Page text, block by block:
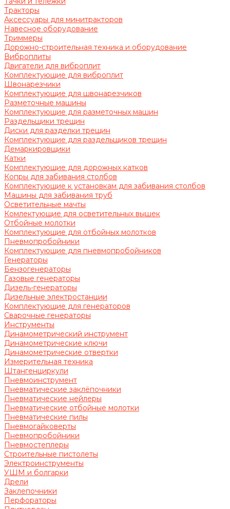
Тракторы
Аксессуары для минитракторов
Навесное оборудование
Триммеры
Дорожно-строительная техника и оборудование
Виброплиты
Двигатели для виброплит
Комплектующие для виброплит
Швонарезчики
Комплектующие для швонарезчиков
Разметочные машины
Комплектующие для разметочных машин
Раздельщики трещин
Диски для разделки трещин
Комплектующие для раздельщиков трещин
Демаркировщики
Катки
Комплектующие для дорожных катков
Копры для забивания столбов
Комплектующие к установкам для забивания столбов
Машины для забивания труб
Осветительные мачты
Комлектующие для осветительных вышек
Отбойные молотки
Комплектующие для отбойных молотков
Пневмопробойники
Комплектующие для пневмопробойников
Генераторы
Бензогенераторы
Газовые генераторы
Дизель-генераторы
Дизельные электростанции
Комплектующие для генераторов
Сварочные генераторы
Инструменты
Динамометрический инструмент
Динамометрические ключи
Динамометрические отвертки
Измерительная техника
Штангенциркули
Пневмоинструмент
Пневматические заклёпочники
Пневматические нейлеры
Пневматические отбойные молотки
Пневматические пилы
Пневмогайковерты
Пневмопробойники
Пневмостеплеры
Строительные пистолеты
Электроинструменты
УШМ и болгарки
Дрели
Заклепочники
Перфораторы